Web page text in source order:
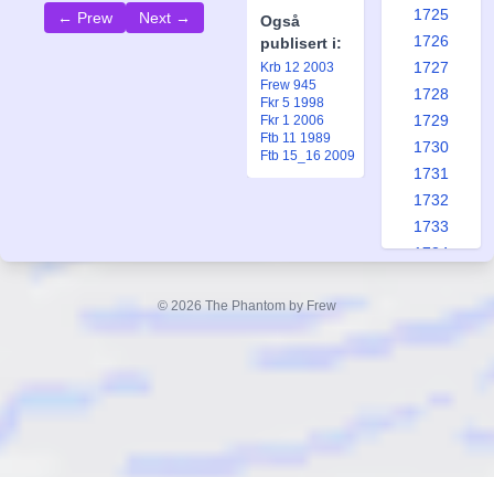
← Prew Next →
Også
publisert i:
Krb 12 2003
Frew 945
Fkr 5 1998
Fkr 1 2006
Ftb 11 1989
Ftb 15_16 2009
1725
1726
1727
1728
1729
1730
1731
1732
1733
1734
© 2026 The Phantom by Frew